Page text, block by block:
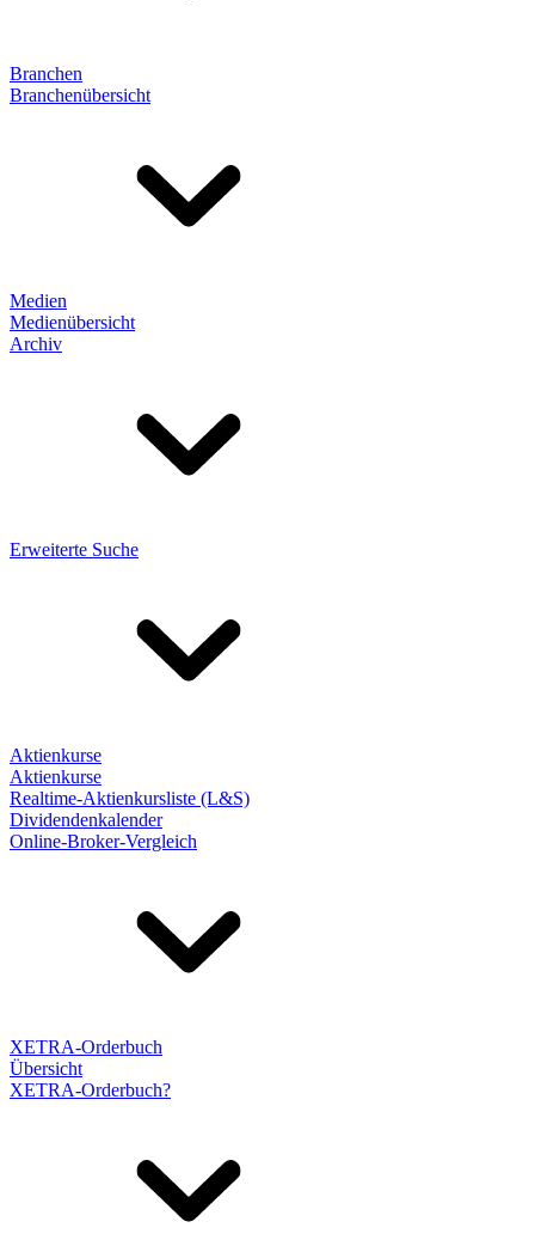
Branchen
Branchenübersicht
Medien
Medienübersicht
Archiv
Erweiterte Suche
Aktienkurse
Aktienkurse
Realtime-Aktienkursliste (L&S)
Dividendenkalender
Online-Broker-Vergleich
XETRA-Orderbuch
Übersicht
XETRA-Orderbuch?